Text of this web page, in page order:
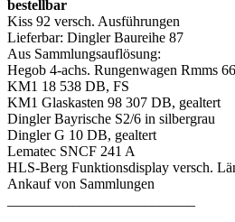
bestellbar
Kiss 92 versch. Ausführungen
Lieferbar: Dingler Baureihe 87
Aus Sammlungsauflösung:
Hegob 4-achs. Rungenwagen Rmms
KM1 18 538 DB, FS
KM1 Glaskasten 98 307 DB, gealtert
Dingler Bayrische S2/6 in silbergrau
Dingler G 10 DB, gealtert
Lematec SNCF 241 A
HLS-Berg Funktionsdisplay versch.
Ankauf von Sammlungen